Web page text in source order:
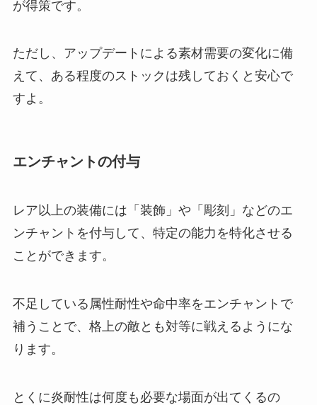
が得策です。
ただし、アップデートによる素材需要の変化に備
えて、ある程度のストックは残しておくと安心で
すよ。
エンチャントの付与
レア以上の装備には「装飾」や「彫刻」などのエ
ンチャントを付与して、特定の能力を特化させる
ことができます。
不足している属性耐性や命中率をエンチャントで
補うことで、格上の敵とも対等に戦えるようにな
ります。
とくに炎耐性は何度も必要な場面が出てくるの